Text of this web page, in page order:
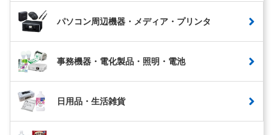
パソコン周辺機器・メディア・プリンタ
事務機器・電化製品・照明・電池
日用品・生活雑貨